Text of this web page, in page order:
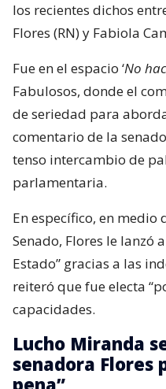
los recientes dichos
Flores (RN) y Fabiola
Fue en el espacio ‘No
Fabulosos, donde el
de seriedad para
comentario de la
tenso intercambio de
parlamentaria.
En específico, en medio
Senado, Flores le lanzó
Estado” gracias a las
reiteró que fue electa
capacidades.
Lucho Miranda
senadora Flores